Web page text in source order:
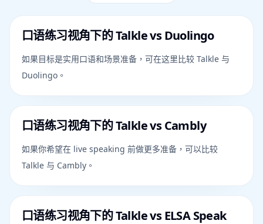
口语练习视角下的 Talkle vs Duolingo
如果目标是实用口语和场景准备，可在这里比较 Talkle 与
Duolingo。
口语练习视角下的 Talkle vs Cambly
如果你希望在 live speaking 前做更多准备，可以比较
Talkle 与 Cambly。
口语练习视角下的 Talkle vs ELSA Speak